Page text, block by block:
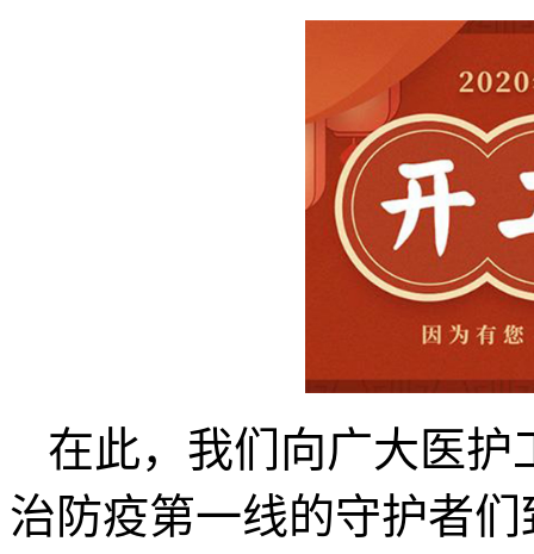
在此，我们向广大医护
治防疫第一线的守护者